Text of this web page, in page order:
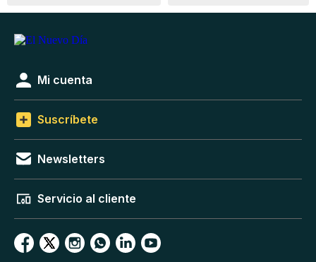
Mi cuenta
Suscríbete
Newsletters
Servicio al cliente